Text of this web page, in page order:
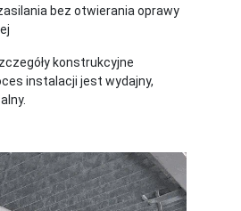
bez otwierania oprawy
konstrukcyjne
instalacji jest wydajny,